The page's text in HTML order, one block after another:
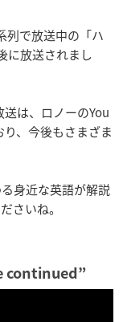
列で放送中の「ハ
に放送されまし
は、ロノーのYou
、今後もさまざま
身近な英語が解説
さいね。
continued”